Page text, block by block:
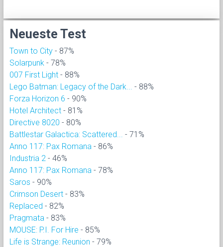
Neueste Test
Town to City - 87%
Solarpunk - 78%
007 First Light - 88%
Lego Batman: Legacy of the Dark...
- 88%
Forza Horizon 6 - 90%
Hotel Architect - 81%
Directive 8020 - 80%
Battlestar Galactica: Scattered...
- 71%
Anno 117: Pax Romana - 86%
Industria 2 - 46%
Anno 117: Pax Romana - 78%
Saros - 90%
Crimson Desert - 83%
Replaced - 82%
Pragmata - 83%
MOUSE: P.I. For Hire - 85%
Life is Strange: Reunion - 79%